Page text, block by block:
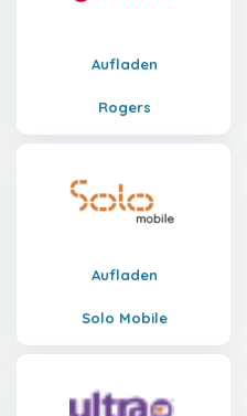
Aufladen
Rogers
Aufladen
Solo Mobile